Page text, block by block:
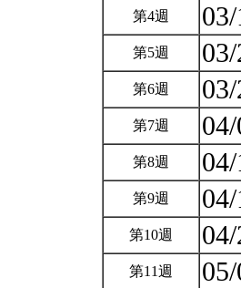
第4週
第5週
第6週
第7週
第8週
第9週
第10週
第11週